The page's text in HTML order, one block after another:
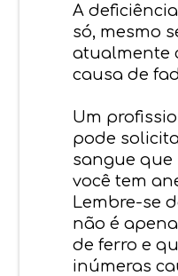
A
só, mesmo
atualmente
causa de
Um
pode
sangue que
você tem
Lembre-se
não é
de ferro e
inúmeras